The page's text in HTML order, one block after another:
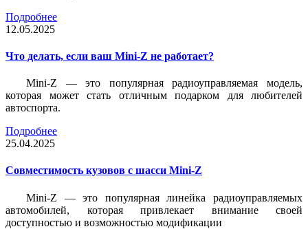
Подробнее
12.05.2025
Что делать, если ваш Mini-Z не работает?
Mini-Z — это популярная радиоуправляемая модель,
которая может стать отличным подарком для любителей
автоспорта.
Подробнее
25.04.2025
Совместимость кузовов с шасси Mini-Z
Mini-Z — это популярная линейка радиоуправляемых
автомобилей, которая привлекает внимание своей
доступностью и возможностью модификации